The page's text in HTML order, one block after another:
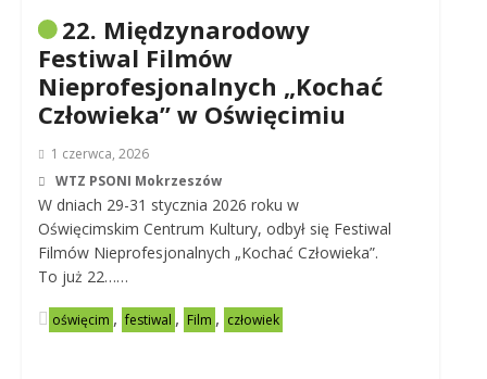
22. Międzynarodowy
Festiwal Filmów
Nieprofesjonalnych „Kochać
Człowieka” w Oświęcimiu
1 czerwca, 2026
WTZ PSONI Mokrzeszów
W dniach 29-31 stycznia 2026 roku w
Oświęcimskim Centrum Kultury, odbył się Festiwal
Filmów Nieprofesjonalnych „Kochać Człowieka”.
To już 22……
oświęcim , festiwal , Film , człowiek